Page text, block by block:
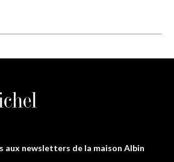
aux newsletters de la maison Albin